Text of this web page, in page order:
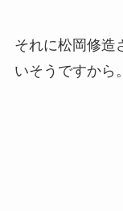
それに松岡修造
いそうですから。